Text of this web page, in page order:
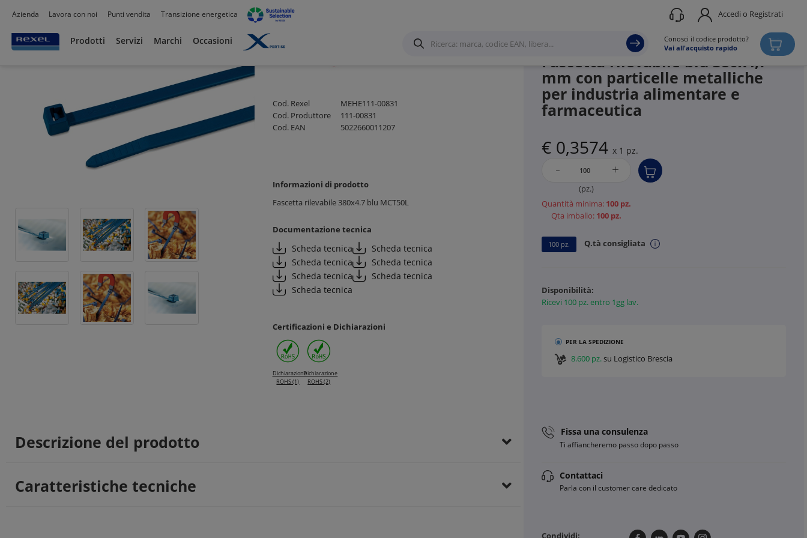
Azienda Lavora con noi Punti vendita Transizione energetica Accedi o Registrati
Prodotti Servizi Marchi Occasioni
Conosci il codice prodotto?
Vai all'acquisto rapido
Accessori di Cablaggio e Siglatura Fascette industriali
Cod. Rexel
MEHE111-00831
Cod. Produttore
111-00831
Cod. EAN
5022660011207
Informazioni di prodotto
Fascetta rilevabile 380x4.7 blu MCT50L
Documentazione tecnica
Scheda tecnica
Scheda tecnica
Scheda tecnica
Scheda tecnica
Scheda tecnica
Scheda tecnica
Scheda tecnica
Certificazioni e Dichiarazioni
Dichiarazione
ROHS (1)
Dichiarazione
ROHS (2)
Descrizione del prodotto
Caratteristiche tecniche
Fascetta rilevabile blu 380x4,7
mm con particelle metalliche
per industria alimentare e
farmaceutica
€ 0,3574x 1 pz.
- +
(pz.)
Quantità minima: 100 pz.
Qta imballo: 100 pz.
100 pz. Q.tà consigliata
Disponibilità:
Ricevi 100 pz. entro 1gg lav.
PER LA SPEDIZIONE
8.600 pz.su Logistico Brescia
Fissa una consulenza
Ti affiancheremo passo dopo passo
Contattaci
Parla con il customer care dedicato
Condividi: